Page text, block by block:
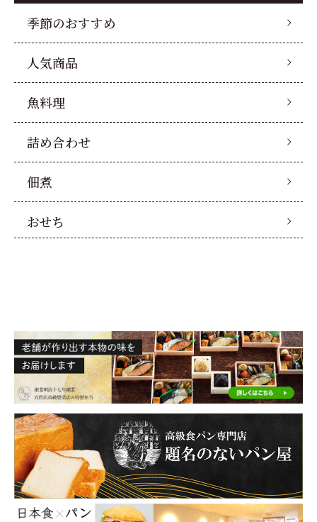
季節のおすすめ
人気商品
魚料理
詰め合わせ
佃煮
おせち